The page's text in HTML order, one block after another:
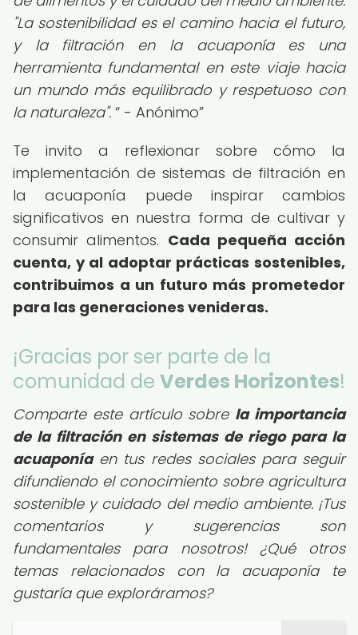
"La sostenibilidad es el camino hacia el futuro,
y la filtración en la acuaponía es una
herramienta fundamental en este viaje hacia
un mundo más equilibrado y respetuoso con
la naturaleza".
- Anónimo
Te invito a reflexionar sobre cómo la
implementación de sistemas de filtración en
la acuaponía puede inspirar cambios
significativos en nuestra forma de cultivar y
consumir alimentos. Cada pequeña acción
cuenta, y al adoptar prácticas sostenibles,
contribuimos a un futuro más prometedor
para las generaciones venideras.
¡Gracias por ser parte de la
comunidad de Verdes Horizontes!
Comparte este artículo sobre la importancia
de la filtración en sistemas de riego para la
acuaponíaen tus redes sociales para seguir
difundiendo el conocimiento sobre agricultura
sostenible y cuidado del medio ambiente. ¡Tus
comentarios y sugerencias son
fundamentales para nosotros! ¿Qué otros
temas relacionados con la acuaponía te
gustaría que exploráramos?